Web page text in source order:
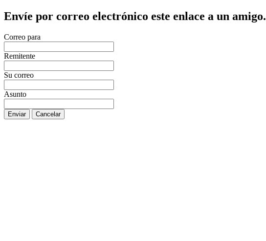
Envíe por correo electrónico este enlace a un amigo.
Correo para
Remitente
Su correo
Asunto
Enviar Cancelar